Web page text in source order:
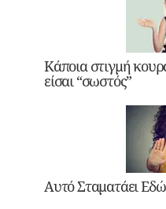
Κάποια στιγμή
είσαι “σωστός”
Αυτό Σταματάει Εδώ